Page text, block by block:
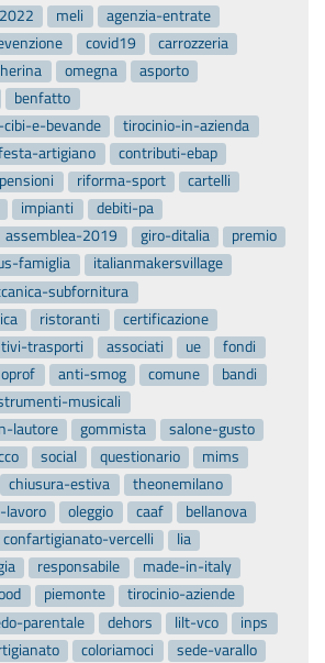
meli
agenzia-entrate
covid19
carrozzeria
omegna
asporto
benfatto
e-bevande
tirocinio-in-azienda
artigiano
contributi-ebap
pensioni riforma-sport
cartelli
impianti
debiti-pa
assemblea-2019 giro-ditalia
premio
famiglia
italianmakersvillage
subfornitura
ristoranti
certificazione
trasporti associati ue
fondi
anti-smog comune
bandi
musicali
lautore
gommista
salone-gusto
social questionario
mims
chiusura-estiva
theonemilano
lavoro
oleggio caaf
bellanova
confartigianato-vercelli
lia
responsabile
made-in-italy
piemonte
tirocinio-aziende
parentale dehors lilt-vco
inps
coloriamoci sede-varallo